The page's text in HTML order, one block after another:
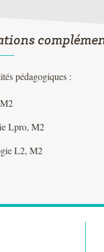
pédagogiques :
Lpro, M2
L2, M2